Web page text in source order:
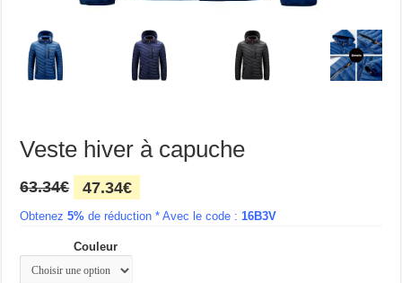
Veste hiver à capuche
63.34€
Le
prix
initial
63.34€.
47.34€
prix
actuel
Obtenez5% de réduction *Avec le code :16B3V
Couleur